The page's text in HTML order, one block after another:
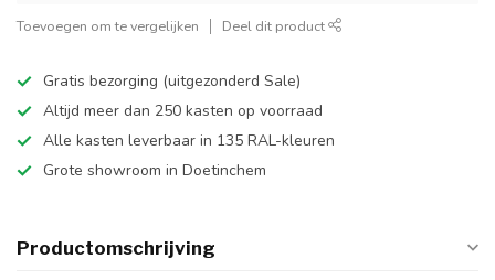
Toevoegen om te vergelijken Deel dit product
Gratis bezorging (uitgezonderd Sale)
Altijd meer dan 250 kasten op voorraad
Alle kasten leverbaar in 135 RAL-kleuren
Grote showroom in Doetinchem
Productomschrijving